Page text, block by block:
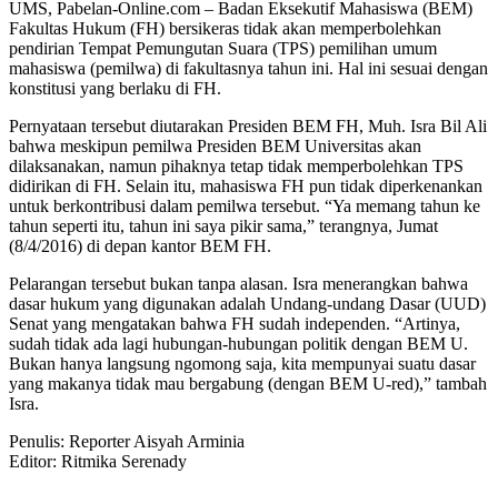
UMS, Pabelan-Online.com – Badan Eksekutif Mahasiswa (BEM)
Fakultas Hukum (FH) bersikeras tidak akan memperbolehkan
pendirian Tempat Pemungutan Suara (TPS) pemilihan umum
mahasiswa (pemilwa) di fakultasnya tahun ini. Hal ini sesuai dengan
konstitusi yang berlaku di FH.
Pernyataan tersebut diutarakan Presiden BEM FH, Muh. Isra Bil Ali
bahwa meskipun pemilwa Presiden BEM Universitas akan
dilaksanakan, namun pihaknya tetap tidak memperbolehkan TPS
didirikan di FH. Selain itu, mahasiswa FH pun tidak diperkenankan
untuk berkontribusi dalam pemilwa tersebut. “Ya memang tahun ke
tahun seperti itu, tahun ini saya pikir sama,” terangnya, Jumat
(8/4/2016) di depan kantor BEM FH.
Pelarangan tersebut bukan tanpa alasan. Isra menerangkan bahwa
dasar hukum yang digunakan adalah Undang-undang Dasar (UUD)
Senat yang mengatakan bahwa FH sudah independen. “Artinya,
sudah tidak ada lagi hubungan-hubungan politik dengan BEM U.
Bukan hanya langsung ngomong saja, kita mempunyai suatu dasar
yang makanya tidak mau bergabung (dengan BEM U-red),” tambah
Isra.
Penulis: Reporter Aisyah Arminia
Editor: Ritmika Serenady